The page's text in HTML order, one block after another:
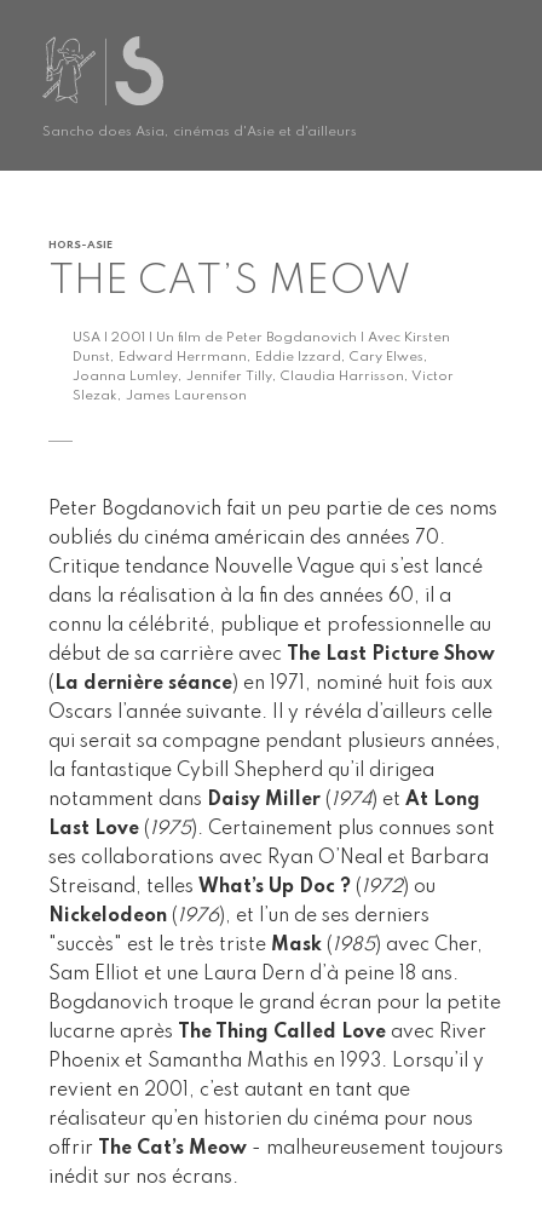
Sancho does Asia, cinémas d'Asie et d'ailleurs
HORS-ASIE
THE CAT’S MEOW
USA | 2001 | Un film de Peter Bogdanovich | Avec Kirsten
Dunst, Edward Herrmann, Eddie Izzard, Cary Elwes,
Joanna Lumley, Jennifer Tilly, Claudia Harrisson, Victor
Slezak, James Laurenson
Peter Bogdanovich fait un peu partie de ces noms
oubliés du cinéma américain des années 70.
Critique tendance Nouvelle Vague qui s’est lancé
dans la réalisation à la fin des années 60, il a
connu la célébrité, publique et professionnelle au
début de sa carrière avec
The Last Picture Show
( La dernière séance) en 1971, nominé huit fois aux
Oscars l’année suivante. Il y révéla d’ailleurs celle
qui serait sa compagne pendant plusieurs années,
la fantastique Cybill Shepherd qu’il dirigea
notamment dans Daisy Miller ( 1974) et At Long
Last Love ( 1975). Certainement plus connues sont
ses collaborations avec Ryan O’Neal et Barbara
Streisand, telles What’s Up Doc ? ( 1972) ou
Nickelodeon ( 1976), et l’un de ses derniers
"succès" est le très triste Mask ( 1985) avec Cher,
Sam Elliot et une Laura Dern d’à peine 18 ans.
Bogdanovich troque le grand écran pour la petite
lucarne après
The Thing Called Love avec River
Phoenix et Samantha Mathis en 1993. Lorsqu’il y
revient en 2001, c’est autant en tant que
réalisateur qu’en historien du cinéma pour nous
offrir
The Cat’s Meow - malheureusement toujours
inédit sur nos écrans.